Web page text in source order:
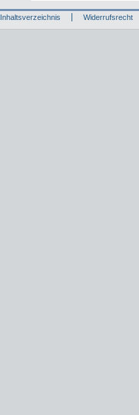
Inhaltsverzeichnis Widerrufsrecht